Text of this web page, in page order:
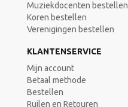
Muziekdocenten bestellen
Koren bestellen
Verenigingen bestellen
KLANTENSERVICE
Mijn account
Betaal methode
Bestellen
Ruilen en Retouren